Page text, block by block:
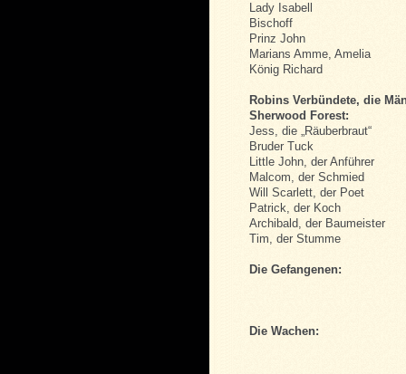
Lady Isabell
Bischoff
Prinz John
Marians Amme, Amelia
König Richard
Robins Verbündete, die
Sherwood Forest:
Jess, die „Räuberbraut“
Bruder Tuck
Little John, der Anführer
Malcom, der Schmied
Will Scarlett, der Poet
Patrick, der Koch
Archibald, der Baumeister
Tim, der Stumme
Die Gefangenen:
Die Wachen: